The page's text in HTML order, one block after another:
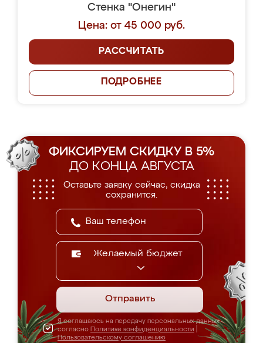
Стенка "Онегин"
Цена: от 45 000 руб.
РАССЧИТАТЬ
ПОДРОБНЕЕ
ФИКСИРУЕМ СКИДКУ В 5%
ДО КОНЦА АВГУСТА
Оставьте заявку сейчас, скидка
сохранится.
Желаемый бюджет
Отправить
Я соглашаюсь на передачу персональных данных
согласно Политике конфиденциальности
Пользовательскому соглашению